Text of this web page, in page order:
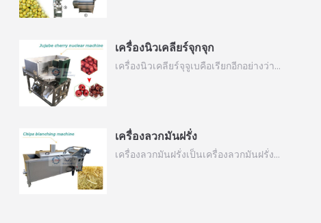
เครื่องนิวเคลียร์จุกจุก
เครื่องนิวเคลียร์จุจูเบคือเรียกอีกอย่างว่า…
เครื่องลวกมันฝรั่ง
เครื่องลวกมันฝรั่งเป็นเครื่องลวกมันฝรั่ง…